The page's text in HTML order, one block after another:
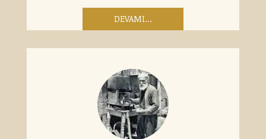
DEVAMI…